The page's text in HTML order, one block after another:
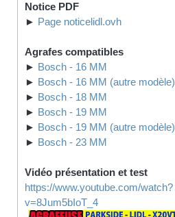
Notice PDF
► Page noticelidl.ovh
Agrafes compatibles
► Bosch - 16 MM
► Bosch - 16 MM (autre modèle)
► Bosch - 18 MM
► Bosch - 19 MM
► Bosch - 19 MM (autre modèle)
► Bosch - 23 MM
Vidéo présentation et test
https://www.youtube.com/watch?
v=8Jum5bIoT_4